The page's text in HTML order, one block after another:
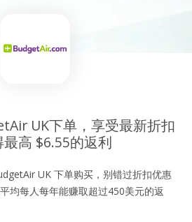
UK下单，享受最新折扣
高 $6.55的返利
UK 下单购买，别错过折扣优惠
均每人每年能赚取超过450美元的返